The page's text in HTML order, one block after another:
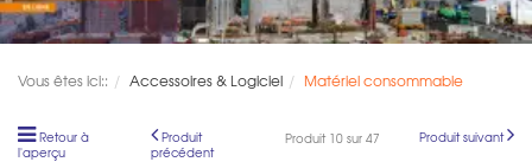
Vous êtes ici:: Accessoires & Logiciel Matériel consommable
Retour à
l'aperçu
Produit
précédent
Produit 10 sur 47 Produit suivant